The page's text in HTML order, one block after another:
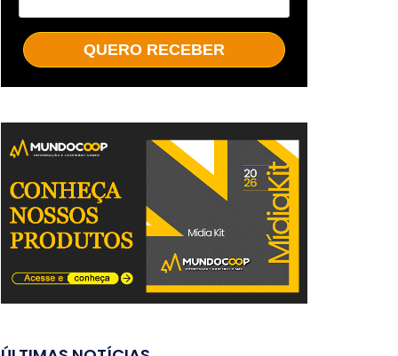
QUERO RECEBER